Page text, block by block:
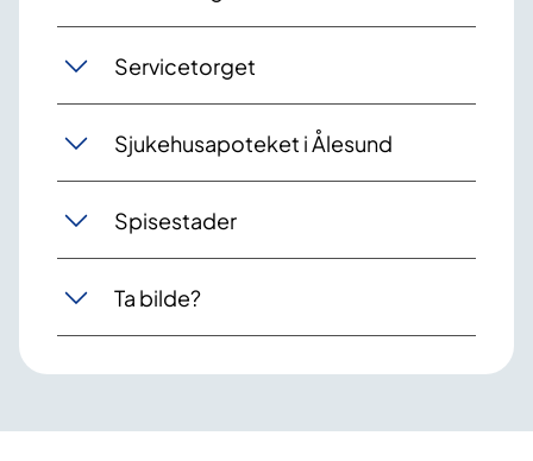
Servicetorget
Sjukehusapoteket i Ålesund
Spisestader
Ta bilde?